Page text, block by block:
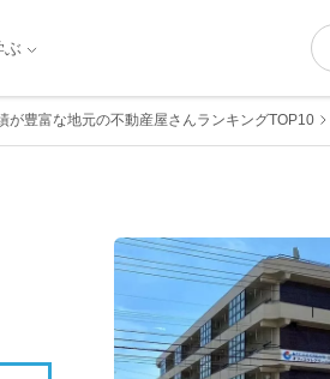
ぶ
が豊富な地元の不動産屋さんランキングTOP10